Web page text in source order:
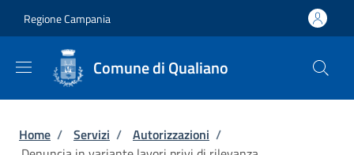
Regione Campania
Comune di Qualiano
Briciole di pane
Home / Servizi / Autorizzazioni /